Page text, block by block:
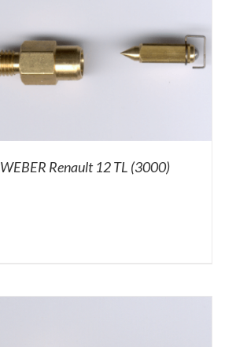
Renault 12 TL (3000)